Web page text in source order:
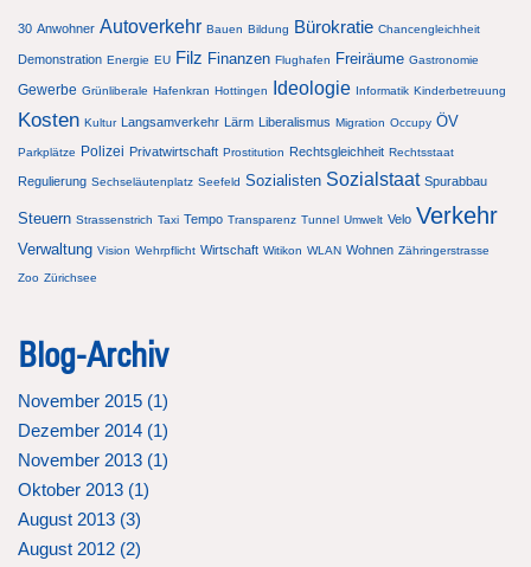
30 Anwohner Autoverkehr Bauen Bildung Bürokratie Chancengleichheit
Demonstration Energie EU Filz Finanzen Flughafen Freiräume Gastronomie
Gewerbe Grünliberale Hafenkran Hottingen Ideologie Informatik Kinderbetreuung
Kosten Kultur Langsamverkehr Lärm Liberalismus Migration Occupy ÖV
Parkplätze Polizei Privatwirtschaft Prostitution Rechtsgleichheit Rechtsstaat
Regulierung Sechseläutenplatz Seefeld Sozialisten Sozialstaat Spurabbau
Steuern Strassenstrich Taxi Tempo Transparenz Tunnel Umwelt Velo Verkehr
Verwaltung Vision Wehrpflicht Wirtschaft Witikon WLAN Wohnen Zähringerstrasse
Zoo Zürichsee
Blog-Archiv
November 2015 (1)
Dezember 2014 (1)
November 2013 (1)
Oktober 2013 (1)
August 2013 (3)
August 2012 (2)